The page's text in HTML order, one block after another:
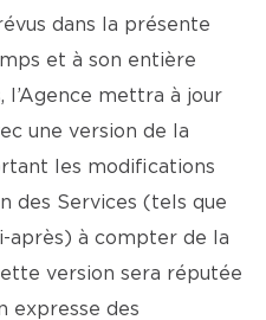
dans la présente
et à son entière
l’Agence mettra à jour
une version de la
les modifications
des Services (tels que
après) à compter de la
version sera réputée
expresse des